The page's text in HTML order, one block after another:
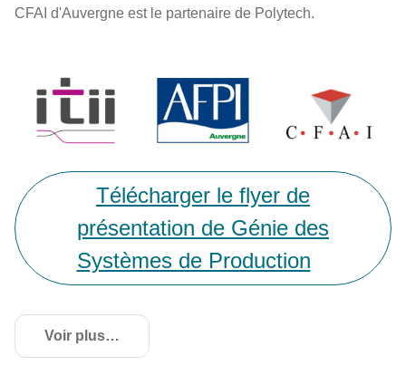
CFAI d'Auvergne est le partenaire de Polytech.
Télécharger le flyer de
présentation de Génie des
Systèmes de Production
Voir plus
de détails